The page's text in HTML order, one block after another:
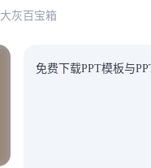
大灰百宝箱
免费下载PPT模板与